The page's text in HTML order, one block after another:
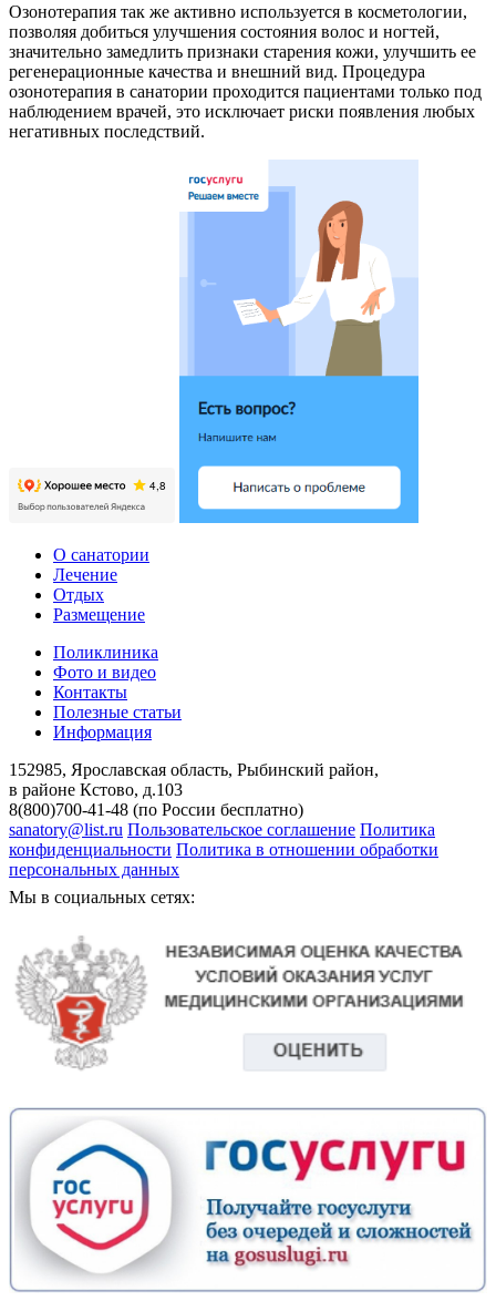
Озонотерапия так же активно используется в косметологии,
позволяя добиться улучшения состояния волос и ногтей,
значительно замедлить признаки старения кожи, улучшить ее
регенерационные качества и внешний вид. Процедура
озонотерапия в санатории проходится пациентами только под
наблюдением врачей, это исключает риски появления любых
негативных последствий.
О санатории
Лечение
Отдых
Размещение
Поликлиника
Фото и видео
Контакты
Полезные статьи
Информация
152985, Ярославская область, Рыбинский район,
в районе Кстово, д.103
8(800)700-41-48 (по России бесплатно)
sanatory@list.ru Пользовательское соглашение Политика
конфиденциальности Политика в отношении обработки
персональных данных
Мы в социальных сетях: